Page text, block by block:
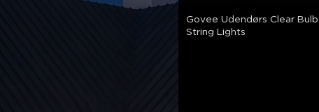
Govee Udendørs Clear Bulb
String Lights